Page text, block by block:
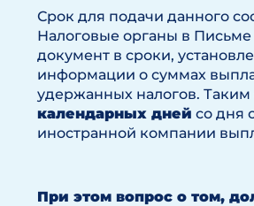
Срок для подачи данного
Налоговые органы в Письме
документ в сроки,
информации о суммах
удержанных налогов. Таким
календарных дней со дня
иностранной компании
При этом вопрос о том,